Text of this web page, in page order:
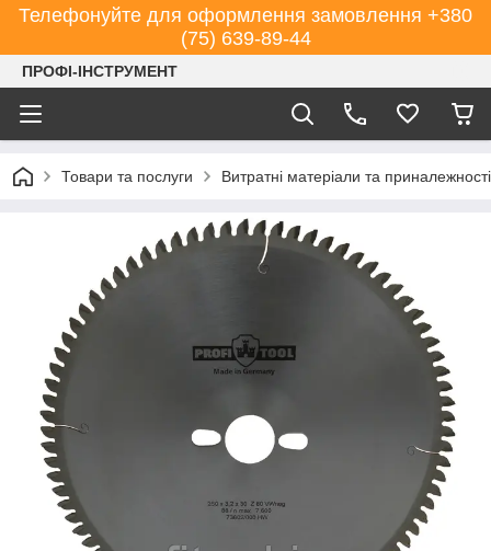
Телефонуйте для оформлення замовлення +380
(75) 639-89-44
ПРОФІ-ІНСТРУМЕНТ
Товари та послуги Витратні матеріали та